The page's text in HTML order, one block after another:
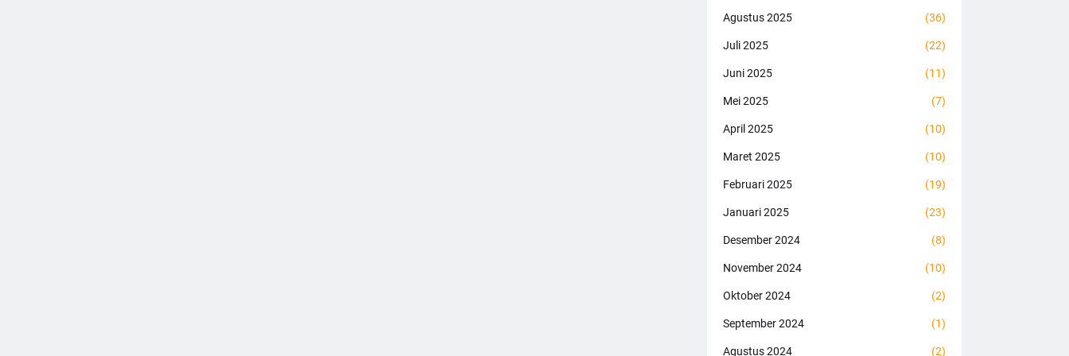
Agustus 2025 (36)
Juli 2025 (22)
Juni 2025 (11)
Mei 2025 (7)
April 2025 (10)
Maret 2025 (10)
Februari 2025 (19)
Januari 2025 (23)
Desember 2024 (8)
November 2024 (10)
Oktober 2024 (2)
September 2024 (1)
Agustus 2024 (2)